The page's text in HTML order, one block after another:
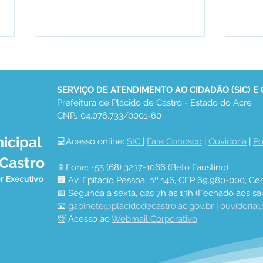
Castro realiza Conferência
Municipal de Saúde e
reforça compromisso com
a população
Executivo
SERVIÇO DE ATENDIMENTO AO CIDADÃO (SIC) E
Prefeitura de Plácido de Castro - Estado do Acre
CNPJ 04.076.733/0001-60
💻Acesso online: SIC | Fale Conosco | Ouvidoria |
📱Fone: +55 (68) 3237-1066 (Beto Faustino)
🏢 Av. Epitácio Pessoa, nº 146, CEP 69.980-000,
📅 Segunda a sexta, das 7h às 13h (Fechado aos
📧 gabinete@placidodecastro.ac.gov.br |
📨 Acesso ao Webmail Corporativo